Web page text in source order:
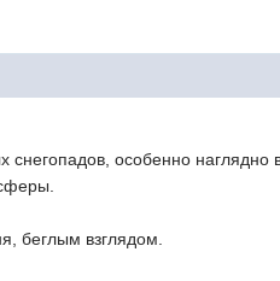
снегопадов, особенно
беглым взглядом.